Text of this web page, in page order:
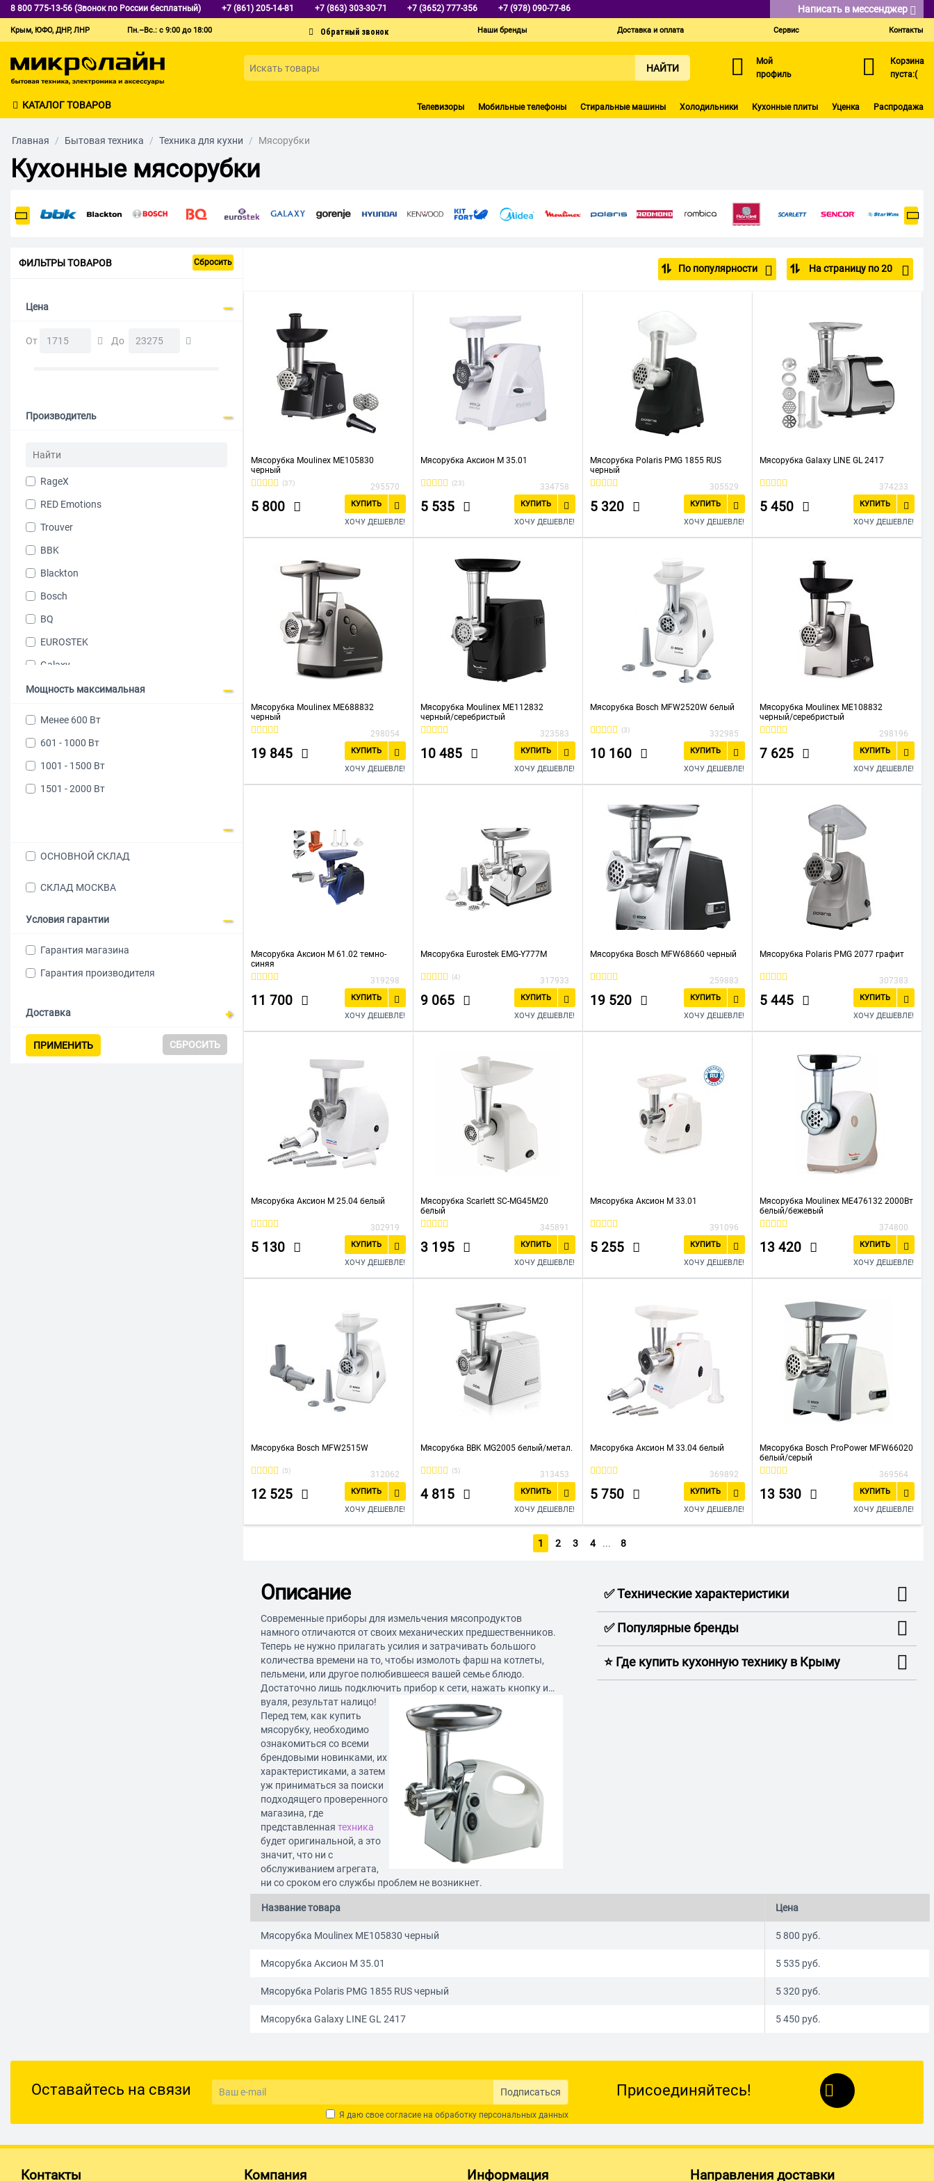
8 800 775-13-56 (Звонок по России бесплатный) +7 (861) 205-14-81 +7 (863) 303-30-71 +7 (3652) 777-356 +7 (978) 090-77-86 Написать в мессенджер
Крым, ЮФО, ДНР, ЛНР Пн.–Вс.: с 9:00 до 18:00 Наши бренды Доставка и оплата Сервис Контакты
НАЙТИ
Мой
профиль
Корзина
пуста:(
КАТАЛОГ ТОВАРОВ Телевизоры Мобильные телефоны Стиральные машины Холодильники Кухонные плиты Уценка Распродажа
Главная / Бытовая техника / Техника для кухни / Мясорубки
Кухонные мясорубки
ФИЛЬТРЫ ТОВАРОВ Сбросить
Цена
От До
Производитель
RageX
RED Emotions
Trouver
BBK
Blackton
Bosch
BQ
EUROSTEK
Galaxy
Gorenje
Redmond
ROMBICA
Starwind
Tefal
TOPDEVICE
Мощность максимальная
Менее 600 Вт
601 - 1000 Вт
1001 - 1500 Вт
1501 - 2000 Вт
ОСНОВНОЙ СКЛАД
СКЛАД МОСКВА
Условия гарантии
Гарантия магазина
Гарантия производителя
Доставка
ПРИМЕНИТЬ СБРОСИТЬ
По популярности На страницу по 20
Мясорубка Moulinex ME105830
черный
(37) 295570
5 800
КУПИТЬ
ХОЧУ ДЕШЕВЛЕ!
Мясорубка Аксион М 35.01
(23) 334758
5 535
КУПИТЬ
ХОЧУ ДЕШЕВЛЕ!
Мясорубка Polaris PMG 1855 RUS
черный
305529
5 320
КУПИТЬ
ХОЧУ ДЕШЕВЛЕ!
Мясорубка Galaxy LINE GL 2417
374233
5 450
КУПИТЬ
ХОЧУ ДЕШЕВЛЕ!
Мясорубка Moulinex ME688832
черный
298054
19 845
КУПИТЬ
ХОЧУ ДЕШЕВЛЕ!
Мясорубка Moulinex ME112832
черный/серебристый
323583
10 485
КУПИТЬ
ХОЧУ ДЕШЕВЛЕ!
Мясорубка Bosch MFW2520W белый
(3) 332985
10 160
КУПИТЬ
ХОЧУ ДЕШЕВЛЕ!
Мясорубка Moulinex ME108832
черный/серебристый
298196
7 625
КУПИТЬ
ХОЧУ ДЕШЕВЛЕ!
Мясорубка Аксион М 61.02 темно-
синяя
319298
11 700
КУПИТЬ
ХОЧУ ДЕШЕВЛЕ!
Мясорубка Eurostek EMG-Y777M
(4) 317933
9 065
КУПИТЬ
ХОЧУ ДЕШЕВЛЕ!
Мясорубка Bosch MFW68660 черный
259883
19 520
КУПИТЬ
ХОЧУ ДЕШЕВЛЕ!
Мясорубка Polaris PMG 2077 графит
307383
5 445
КУПИТЬ
ХОЧУ ДЕШЕВЛЕ!
Мясорубка Аксион М 25.04 белый
302919
5 130
КУПИТЬ
ХОЧУ ДЕШЕВЛЕ!
Мясорубка Scarlett SC-MG45M20
белый
345891
3 195
КУПИТЬ
ХОЧУ ДЕШЕВЛЕ!
Мясорубка Аксион М 33.01
391096
5 255
КУПИТЬ
ХОЧУ ДЕШЕВЛЕ!
Мясорубка Moulinex ME476132 2000Вт
белый/бежевый
374800
13 420
КУПИТЬ
ХОЧУ ДЕШЕВЛЕ!
Мясорубка Bosch MFW2515W
(5) 312062
12 525
КУПИТЬ
ХОЧУ ДЕШЕВЛЕ!
Мясорубка BBK MG2005 белый/метал.
(5) 313453
4 815
КУПИТЬ
ХОЧУ ДЕШЕВЛЕ!
Мясорубка Аксион М 33.04 белый
369892
5 750
КУПИТЬ
ХОЧУ ДЕШЕВЛЕ!
Мясорубка Bosch ProPower MFW66020
белый/серый
369564
13 530
КУПИТЬ
ХОЧУ ДЕШЕВЛЕ!
1 2 3 4 ... 8
Описание
Современные приборы для измельчения мясопродуктов
намного отличаются от своих механических предшественников.
Теперь не нужно прилагать усилия и затрачивать большого
количества времени на то, чтобы измолоть фарш на котлеты,
пельмени, или другое полюбившееся вашей семье блюдо.
Достаточно лишь подключить прибор к сети, нажать кнопку и…
вуаля, результат налицо!
Перед тем, как купить
мясорубку, необходимо
ознакомиться со всеми
брендовыми новинками, их
характеристиками, а затем
уж приниматься за поиски
подходящего проверенного
магазина, где
представленнаятехника
будет оригинальной, а это
значит, что ни с
обслуживанием агрегата,
ни со сроком его службы проблем не возникнет.
✅ Технические характеристики
✅ Популярные бренды
⭐️ Где купить кухонную технику в Крыму
Название товара Цена
Мясорубка Moulinex ME105830 черный 5 800 руб.
Мясорубка Аксион М 35.01 5 535 руб.
Мясорубка Polaris PMG 1855 RUS черный 5 320 руб.
Мясорубка Galaxy LINE GL 2417 5 450 руб.
Оставайтесь на связи Подписаться
Я даю свое согласие на обработку персональных данных
Присоединяйтесь!
Контакты Компания Информация Направления доставки